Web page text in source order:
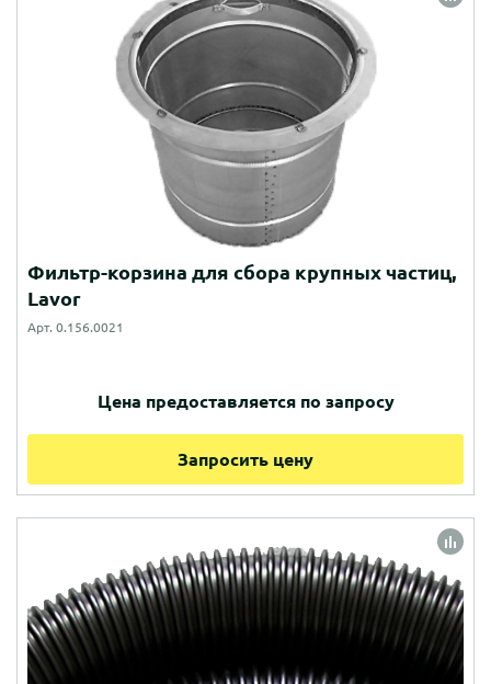
Фильтр-корзина для сбора крупных частиц,
Lavor
Арт. 0.156.0021
Цена предоставляется по запросу
Запросить цену